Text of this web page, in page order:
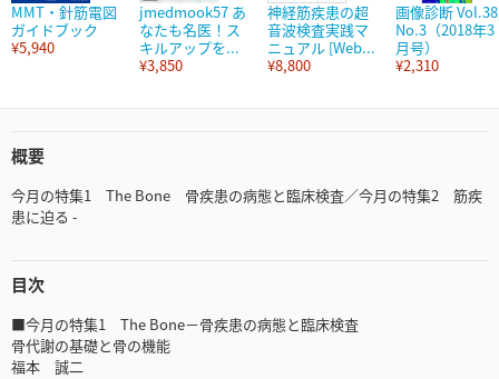
MMT・針筋電図
ガイドブック
¥5,940
jmedmook57 あ
なたも名医！ス
キルアップを...
¥3,850
神経筋疾患の超
音波検査実践マ
ニュアル [Web...
¥8,800
画像診断 Vol.38
No.3（2018年3
月号）
¥2,310
概要
今月の特集1 The Bone 骨疾患の病態と臨床検査／今月の特集2 筋疾
患に迫る -
目次
■今月の特集1 The Bone－骨疾患の病態と臨床検査
骨代謝の基礎と骨の機能
福本 誠二